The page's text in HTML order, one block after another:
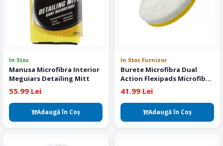
In Stoc
Manusa Microfibra Interior
Meguiars Detailing Mitt
55.99 Lei
Adaugă în Coş
In Stoc Furnizor
Burete Microfibra Dual
Action Flexipads Microfiber
Cutting Pad 135 mm
41.99 Lei
Adaugă în Coş